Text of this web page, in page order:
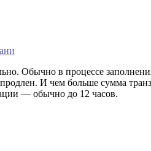
Обычно в процессе
И чем больше сумма
— обычно до 12 часов.